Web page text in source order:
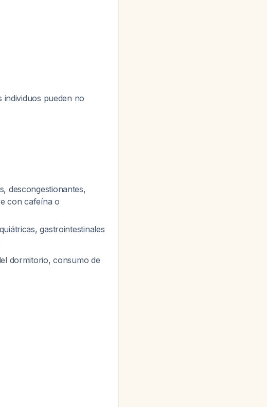
pueden no
descongestionantes,
con cafeína o
gastrointestinales
dormitorio, consumo de